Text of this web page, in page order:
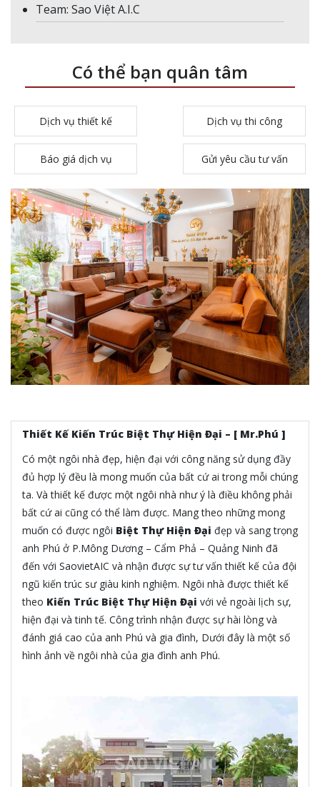
Team: Sao Việt A.I.C
Có thể bạn quân tâm
Dịch vụ thiết kế Dịch vụ thi công
Báo giá dịch vụ Gửi yêu cầu tư vấn
Thiết Kế Kiến Trúc Biệt Thự Hiện Đại – [ Mr.Phú ]
Có một ngôi nhà đẹp, hiện đại với công năng sử dụng đầy
đủ hợp lý đều là mong muốn của bất cứ ai trong mỗi chúng
ta. Và thiết kế được một ngôi nhà như ý là điều không phải
bất cứ ai cũng có thể làm được. Mang theo những mong
muốn có được ngôi Biệt Thự Hiện Đại đẹp và sang trọng
anh Phú ở P.Mông Dương – Cẩm Phả – Quảng Ninh đã
đến với SaovietAIC và nhận được sự tư vấn thiết kế của đội
ngũ kiến trúc sư giàu kinh nghiệm. Ngôi nhà được thiết kế
theo Kiến Trúc Biệt Thự Hiện Đại với vẻ ngoài lịch sự,
hiện đại và tinh tế. Công trình nhận được sự hài lòng và
đánh giá cao của anh Phú và gia đình, Dưới đây là một số
hình ảnh về ngôi nhà của gia đình anh Phú.